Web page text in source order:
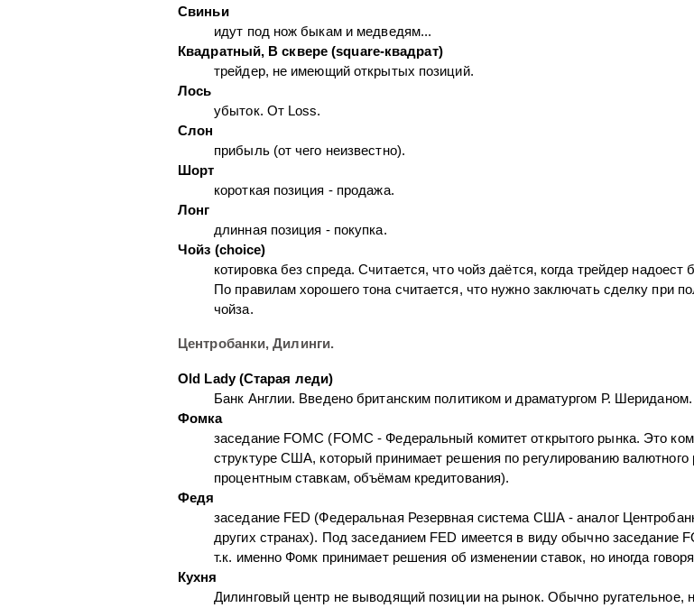
Свиньи
идут под нож быкам и медведям...
Квадратный, В сквере (square-квадрат)
трейдер, не имеющий открытых позиций.
Лось
убыток. От Loss.
Слон
прибыль (от чего неизвестно).
Шорт
короткая позиция - продажа.
Лонг
длинная позиция - покупка.
Чойз (choice)
котировка без спреда. Считается, что чойз даётся, когда трейдер надоест
По правилам хорошего тона считается, что нужно заключать сделку при
чойза.
Центробанки, Дилинги.
Old Lady (Старая леди)
Банк Англии. Введено британским политиком и драматургом Р. Шериданом.
Фомка
заседание FOMC (FOMC - Федеральный комитет открытого рынка. Это
структуре США, который принимает решения по регулированию валютного
процентным ставкам, объёмам кредитования).
Федя
заседание FED (Федеральная Резервная система США - аналог
других странах). Под заседанием FED имеется в виду обычно заседание
т.к. именно Фомк принимает решения об изменении ставок, но иногда
Кухня
Дилинговый центр не выводящий позиции на рынок. Обычно ругательное,